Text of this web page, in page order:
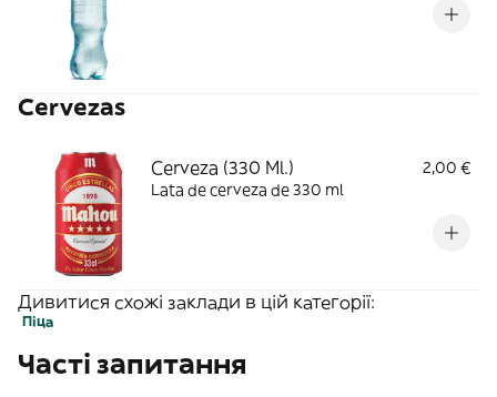
Cervezas
Cerveza (330 Ml.)
2,00 €
Lata de cerveza de 330 ml
Дивитися схожі заклади в цій категорії:
Піца
Часті запитання